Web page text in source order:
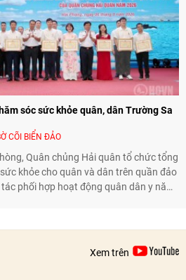
sóc sức khỏe quân, dân Trường Sa
CÕI BIỂN ĐẢO
Quân chủng Hải quân tổ chức tổng
khỏe cho quân và dân trên quần đảo
phối hợp hoạt động quân dân y năm
cán bộ, chiến sĩ và nhân dân trên
Xem trên